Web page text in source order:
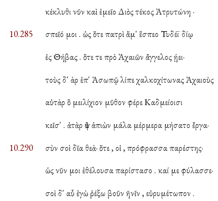
κέκλυθι νῦν καὶ ἐμεῖο Διὸς τέκος Ἀτρυτώνη ·
10.285
σπεῖό μοι . ὡς ὅτε πατρὶ ἅμ' ἕσπεο Τυδέϊ δίῳ
ἐς Θήβας . ὅτε τε πρὸ Ἀχαιῶν ἄγγελος ῄει·
τοὺς δ' ὰρ ἐπ' Ἀσωπῷ λίπε χαλκοχίτωνας Ἀχαιοὺς
αὐτὰρ ὃ μειλίχιον μῦθον φέρε Καδμείοισι
κεῖσ' . ἀτὰρ ἂψ ἀπιὼν μάλα μέρμερα μήσατο ἔργα·
10.290
σὺν σοὶ δῖα θεὰ· ὅτε , οἱ , πρόφρασσα παρέστης·
ὡς νῦν μοι ἐθέλουσα παρίστασο . καί με φύλασσε·
σοὶ δ' αὖ ἐγὼ ῥέξω βοῦν ῆνῐν , εὐρυμέτωπον .